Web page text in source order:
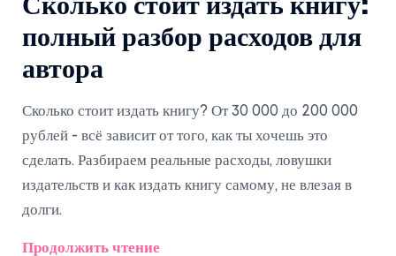
Сколько стоит издать книгу:
полный разбор расходов для
автора
Сколько стоит издать книгу? От 30 000 до 200 000
рублей - всё зависит от того, как ты хочешь это
сделать. Разбираем реальные расходы, ловушки
издательств и как издать книгу самому, не влезая в
долги.
Продолжить чтение